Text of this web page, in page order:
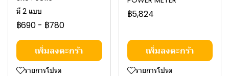
มี 2 แบบ
฿690 - ฿780
เพิ่มลงตะกร้า
รายการโปรด
฿5,824
เพิ่มลงตะกร้า
รายการโปรด